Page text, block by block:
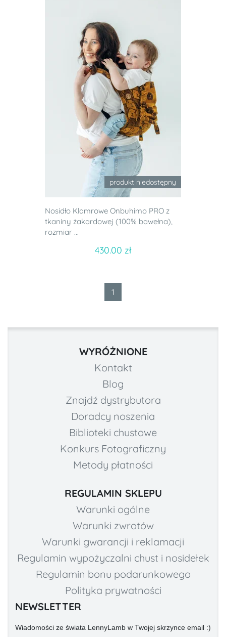
produkt niedostępny
Nosidło Klamrowe Onbuhimo PRO z
tkaniny żakardowej (100% bawełna),
rozmiar ...
430.00 zł
1
WYRÓŻNIONE
Kontakt
Blog
Znajdź dystrybutora
Doradcy noszenia
Biblioteki chustowe
Konkurs Fotograficzny
Metody płatności
REGULAMIN SKLEPU
Warunki ogólne
Warunki zwrotów
Warunki gwarancji i reklamacji
Regulamin wypożyczalni chust i nosidełek
Regulamin bonu podarunkowego
Polityka prywatności
NEWSLETTER
Wiadomości ze świata LennyLamb w Twojej skrzynce email :)